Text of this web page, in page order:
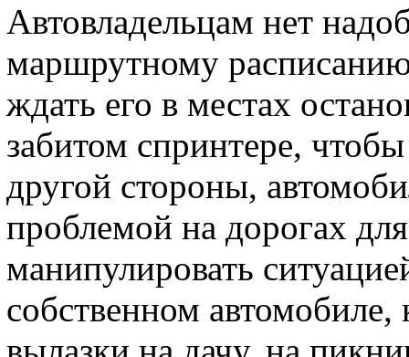
Автовладельцам нет
маршрутному
ждать его в местах
забитом спринтере,
другой стороны,
проблемой на дорогах
манипулировать
собственном автомобиле,